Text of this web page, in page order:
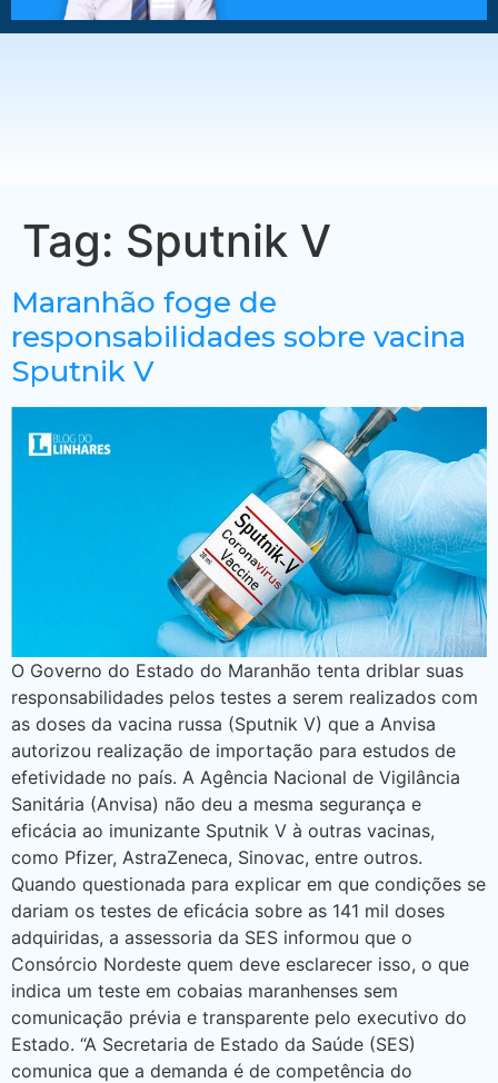
Tag: Sputnik V
Maranhão foge de
responsabilidades sobre vacina
Sputnik V
O Governo do Estado do Maranhão tenta driblar suas
responsabilidades pelos testes a serem realizados com
as doses da vacina russa (Sputnik V) que a Anvisa
autorizou realização de importação para estudos de
efetividade no país. A Agência Nacional de Vigilância
Sanitária (Anvisa) não deu a mesma segurança e
eficácia ao imunizante Sputnik V à outras vacinas,
como Pfizer, AstraZeneca, Sinovac, entre outros.
Quando questionada para explicar em que condições se
dariam os testes de eficácia sobre as 141 mil doses
adquiridas, a assessoria da SES informou que o
Consórcio Nordeste quem deve esclarecer isso, o que
indica um teste em cobaias maranhenses sem
comunicação prévia e transparente pelo executivo do
Estado. “A Secretaria de Estado da Saúde (SES)
comunica que a demanda é de competência do